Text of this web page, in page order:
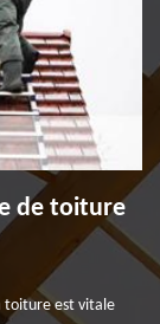
de toiture
toiture est vitale